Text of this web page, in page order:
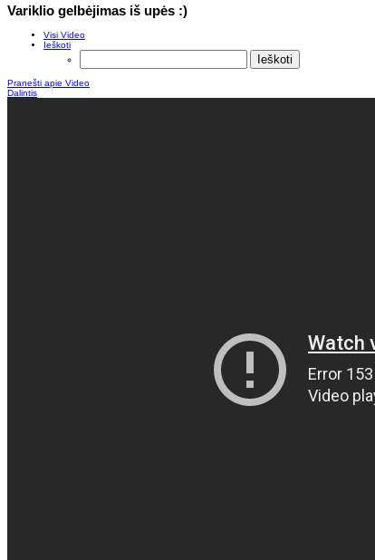
Variklio gelbėjimas iš upės :)
Visi Video
Ieškoti
Pranešti apie Video
Dalintis